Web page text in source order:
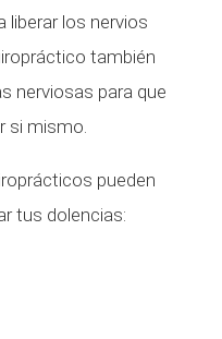
liberar los nervios
también
nerviosas para que
si mismo.
pueden
tus dolencias: